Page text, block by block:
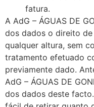
fatura.
A AdG – ÁGUAS DE
dos dados o direito
qualquer altura, sem
tratamento efetuado
previamente dado.
AdG – ÁGUAS DE
dos dados deste